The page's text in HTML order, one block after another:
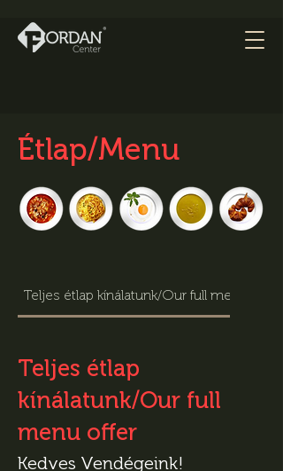
Étlap/Menu
Teljes étlap kínálatunk/Our full menu offer
Teljes étlap
kínálatunk/Our full
menu offer
Kedves Vendégeink!